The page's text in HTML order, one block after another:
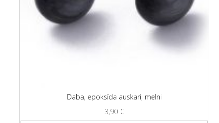
Daba, epoksīda auskari, melni
3,90 €